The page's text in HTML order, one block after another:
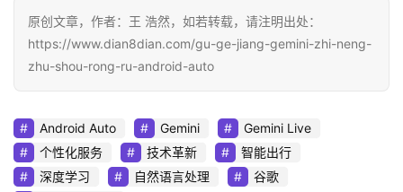
原创文章，作者：王 浩然，如若转载，请注明出处：
https://www.dian8dian.com/gu-ge-jiang-gemini-zhi-neng-
zhu-shou-rong-ru-android-auto
Android Auto Gemini
Gemini Live
个性化服务
技术革新
智能出行
深度学习
自然语言处理
谷歌